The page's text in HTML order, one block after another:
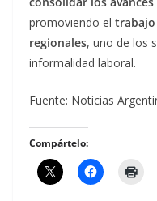
promoviendo el trabajo
regionales, uno de los
informalidad laboral.
Fuente: Noticias
Compártelo: